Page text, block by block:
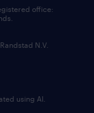
office:
N.V.
using AI.